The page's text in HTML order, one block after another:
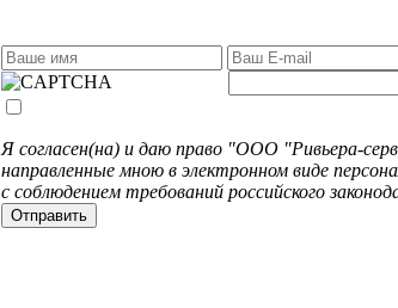
Я согласен(на) и даю право "ООО "Ривьера-
направленные мною в электронном виде
с соблюдением требований российского
Отправить